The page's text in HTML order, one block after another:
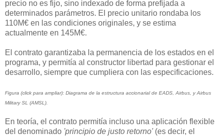
precio no es fijo, sino indexado de forma prefijada a
determinados parámetros. El precio unitario rondaba los
110M€ en las condiciones originales, y se estima
actualmente en 145M€.
El contrato garantizaba la permanencia de los estados en el
programa, y permitía al constructor libertad para gestionar el
desarrollo, siempre que cumpliera con las especificaciones.
Figura (click para ampliar): Diagrama de la estructura accionarial de EADS, Airbus, y Airbus
Military SL (AMSL).
En teoría, el contrato permitía incluso una aplicación flexible
del denominado 'principio de justo retorno'(es decir, el